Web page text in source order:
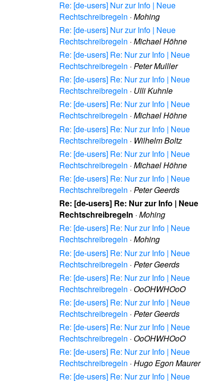
Re: [de-users] Nur zur Info | Neue
Rechtschreibregeln · Mohing
Re: [de-users] Nur zur Info | Neue
Rechtschreibregeln · Michael Höhne
Re: [de-users] Re: Nur zur Info | Neue
Rechtschreibregeln · Peter Mulller
Re: [de-users] Re: Nur zur Info | Neue
Rechtschreibregeln · Ulli Kuhnle
Re: [de-users] Re: Nur zur Info | Neue
Rechtschreibregeln · Michael Höhne
Re: [de-users] Re: Nur zur Info | Neue
Rechtschreibregeln · Wilhelm Boltz
Re: [de-users] Re: Nur zur Info | Neue
Rechtschreibregeln · Michael Höhne
Re: [de-users] Re: Nur zur Info | Neue
Rechtschreibregeln · Peter Geerds
Re: [de-users] Re: Nur zur Info | Neue
Rechtschreibregeln · Mohing
Re: [de-users] Re: Nur zur Info | Neue
Rechtschreibregeln · Mohing
Re: [de-users] Re: Nur zur Info | Neue
Rechtschreibregeln · Peter Geerds
Re: [de-users] Re: Nur zur Info | Neue
Rechtschreibregeln · OoOHWHOoO
Re: [de-users] Re: Nur zur Info | Neue
Rechtschreibregeln · Peter Geerds
Re: [de-users] Re: Nur zur Info | Neue
Rechtschreibregeln · OoOHWHOoO
Re: [de-users] Re: Nur zur Info | Neue
Rechtschreibregeln · Hugo Egon Maurer
Re: [de-users] Re: Nur zur Info | Neue